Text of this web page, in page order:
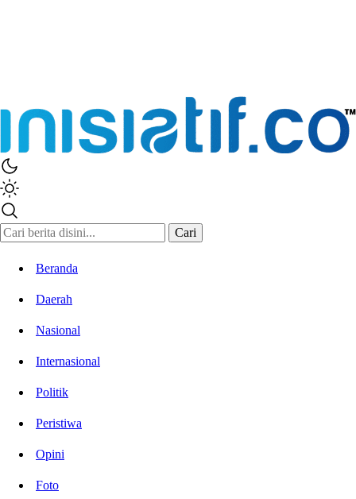
Inisiatif.co
Stay Connected Stay Informed
Cari
Beranda
Daerah
Nasional
Internasional
Politik
Peristiwa
Opini
Foto